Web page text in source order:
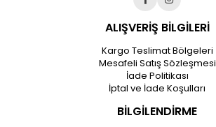
ALIŞVERİŞ BİLGİLERİ
Kargo Teslimat Bölgeleri
Mesafeli Satış Sözleşmesi
İade Politikası
İptal ve İade Koşulları
BİLGİLENDİRME